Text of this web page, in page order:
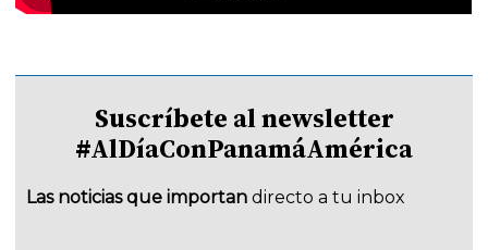
Suscríbete al newsletter
#AlDíaConPanamáAmérica
Las noticias que importan directo a tu inbox